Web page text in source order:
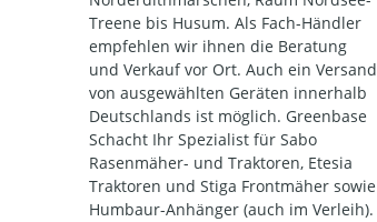
Treene bis Husum. Als Fach-Händler
empfehlen wir ihnen die Beratung
und Verkauf vor Ort. Auch ein Versand
von ausgewählten Geräten innerhalb
Deutschlands ist möglich. Greenbase
Schacht Ihr Spezialist für Sabo
Rasenmäher- und Traktoren, Etesia
Traktoren und Stiga Frontmäher sowie
Humbaur-Anhänger (auch im Verleih).